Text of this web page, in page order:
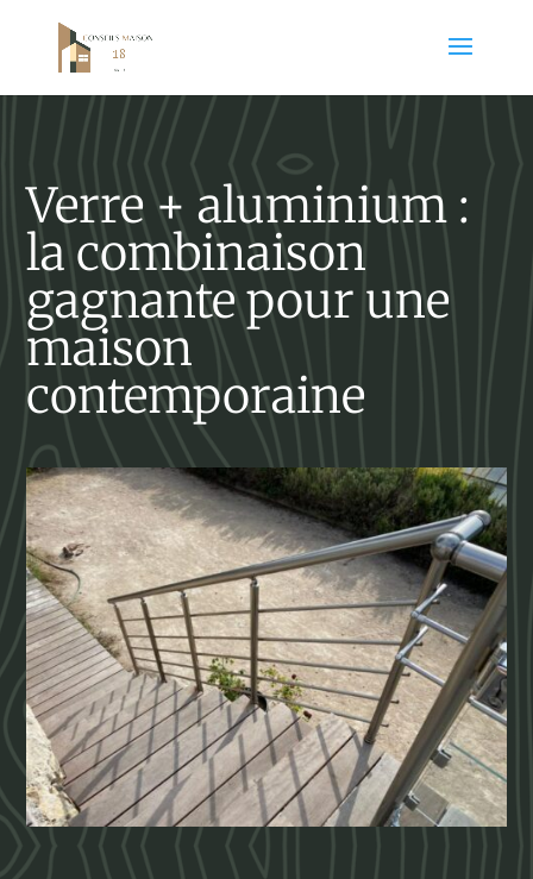
Verre + aluminium :
la combinaison
gagnante pour une
maison
contemporaine